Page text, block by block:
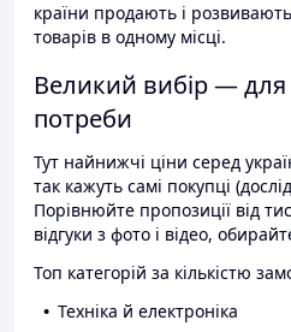
країни продають і
товарів в одному місці.
Великий вибір — для
потреби
Тут найнижчі ціни серед
так кажуть самі покупці
Порівнюйте пропозиції від
відгуки з фото і відео,
Топ категорій за кількістю
Техніка й електроніка